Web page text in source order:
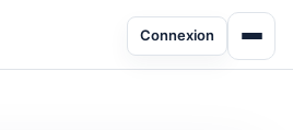
Connexion